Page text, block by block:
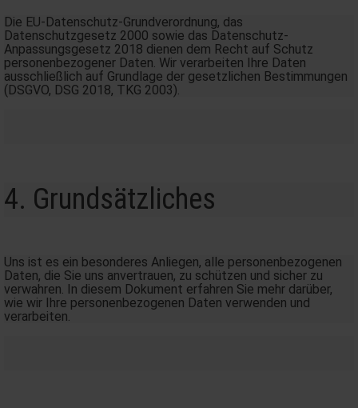
Die EU-Datenschutz-Grundverordnung, das
Datenschutzgesetz 2000 sowie das Datenschutz-
Anpassungsgesetz 2018 dienen dem Recht auf Schutz
personenbezogener Daten. Wir verarbeiten Ihre Daten
ausschließlich auf Grundlage der gesetzlichen Bestimmungen
(DSGVO, DSG 2018, TKG 2003).
4. Grundsätzliches
Uns ist es ein besonderes Anliegen, alle personenbezogenen
Daten, die Sie uns anvertrauen, zu schützen und sicher zu
verwahren. In diesem Dokument erfahren Sie mehr darüber,
wie wir Ihre personenbezogenen Daten verwenden und
verarbeiten.